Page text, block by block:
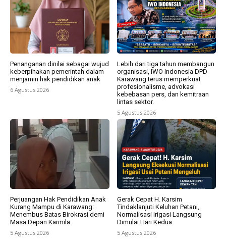
Penanganan dinilai sebagai wujud
keberpihakan pemerintah dalam
menjamin hak pendidikan anak
6 Agustus 2026
Lebih dari tiga tahun membangun
organisasi, IWO Indonesia DPD
Karawang terus memperkuat
profesionalisme, advokasi
kebebasan pers, dan kemitraan
lintas sektor.
5 Agustus 2026
Perjuangan Hak Pendidikan Anak
Kurang Mampu di Karawang:
Menembus Batas Birokrasi demi
Masa Depan Karmila
5 Agustus 2026
Gerak Cepat H. Karsim
Tindaklanjuti Keluhan Petani,
Normalisasi Irigasi Langsung
Dimulai Hari Kedua
5 Agustus 2026